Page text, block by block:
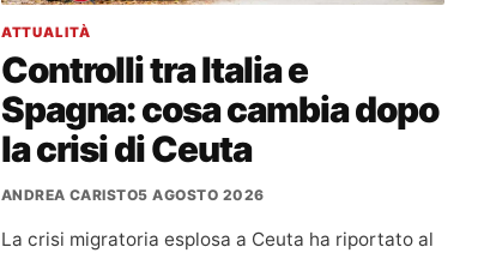
ATTUALITÀ
Controlli tra Italia e
Spagna: cosa cambia dopo
la crisi di Ceuta
ANDREA CARISTO5 AGOSTO 2026
La crisi migratoria esplosa a Ceuta ha riportato al